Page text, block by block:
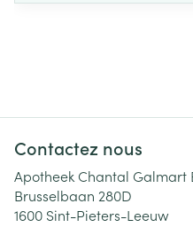
Contactez nous
Apotheek Chantal Galmart
Brusselbaan 280D
1600 Sint-Pieters-Leeuw